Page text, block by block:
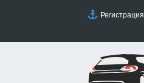
Регистрация